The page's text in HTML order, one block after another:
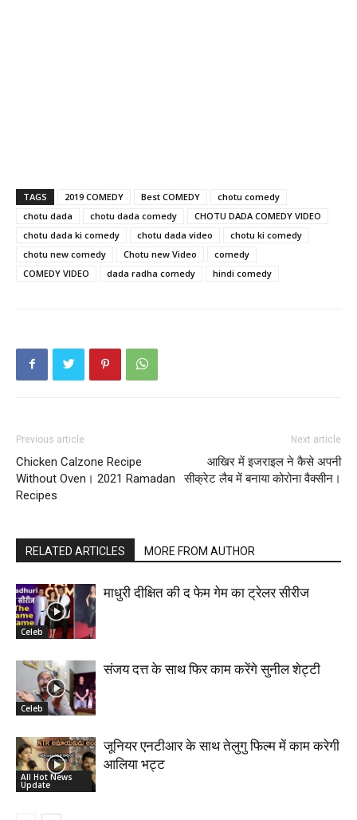
TAGS 2019 COMEDY Best COMEDY
chotu comedy
chotu dada
chotu dada comedy
CHOTU DADA COMEDY VIDEO
chotu dada ki comedy
chotu dada video
chotu ki comedy
chotu new comedy
Chotu new Video
comedy
COMEDY VIDEO
dada radha comedy hindi comedy
Previous article
Chicken Calzone Recipe
Without Oven। 2021 Ramadan
Recipes
Next article
आखिर में इजराइल ने कैसे अपनी
सीक्रेट लैब में बनाया कोरोना वैक्सीन।
RELATED ARTICLES MORE FROM AUTHOR
Celeb
माधुरी दीक्षित की द फेम गेम का ट्रेलर सीरीज
Celeb
संजय दत्त के साथ फिर काम करेंगे सुनील शेट्टी
All Hot News
Update
जूनियर एनटीआर के साथ तेलुगु फिल्म में काम करेगी
आलिया भट्ट